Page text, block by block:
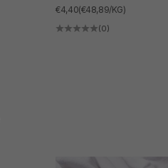
ANGEBOT
€4,40(€48,89/KG)
(0)